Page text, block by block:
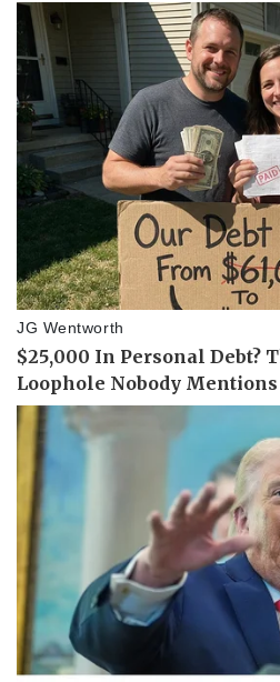
Doanh nghiệp
Thông tin doanh nghiệp
Doanh nghiệp 24h
Doanh nhân
Vì cộng đồng